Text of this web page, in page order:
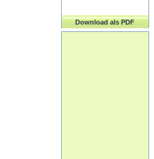
Download als PDF